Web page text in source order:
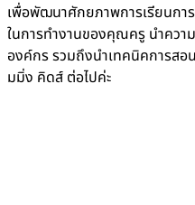
เพื่อพัฒนาศักยภาพการเรียนกา
ในการทำงานของคุณครู นำคว
องค์กร รวมถึงนำเทคนิคการสอ
มมิ่ง คิดส์ ต่อไปค่ะ